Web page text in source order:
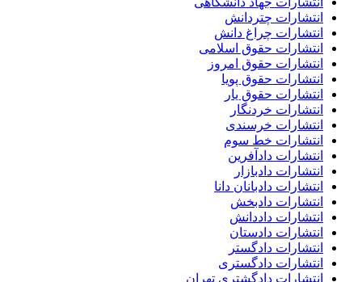
انتشارات چتردانش
انتشارات چراغ دانش
انتشارات حقوق اسلامی
انتشارات حقوق امروز
انتشارات حقوق پویا
انتشارات حقوق یار
انتشارات خردنگار
انتشارات خرسندی
انتشارات خط سوم
انتشارات دادآفرین
انتشارات دادبازار
انتشارات دادبانان دانا
انتشارات دادبخش
انتشارات داددانش
انتشارات دادستان
انتشارات دادگستر
انتشارات دادگستری
انتشارات دادگشتری تهران